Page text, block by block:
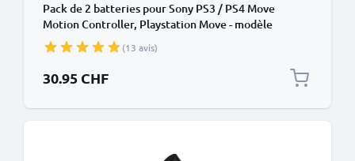
Pack de 2 batteries pour Sony PS3 / PS4 Move
Motion Controller, Playstation Move - modèle
batterie LIS1441 capacité 1350mAh
(13 avis)
30.95 CHF